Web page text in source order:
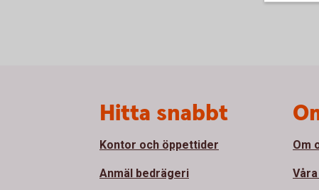
Hitta snabbt
Kontor och öppettider
Anmäl bedrägeri
Om